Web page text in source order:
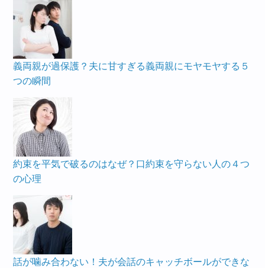
義両親が過保護？夫に甘すぎる義両親にモヤモヤする５
つの瞬間
約束を平気で破るのはなぜ？口約束を守らない人の４つ
の心理
話が噛み合わない！夫が会話のキャッチボールができな